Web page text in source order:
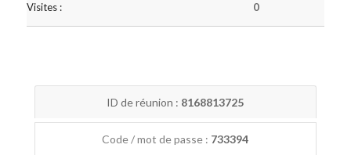
Visites : 0
ID de réunion : 8168813725
Code / mot de passe : 733394